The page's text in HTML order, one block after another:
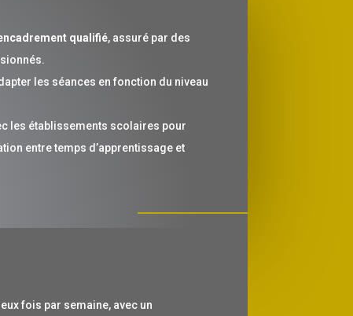
qualifié, assuré par des
les séances en fonction du niveau
les établissements scolaires pour
entre temps d’apprentissage et
fois par semaine, avec un